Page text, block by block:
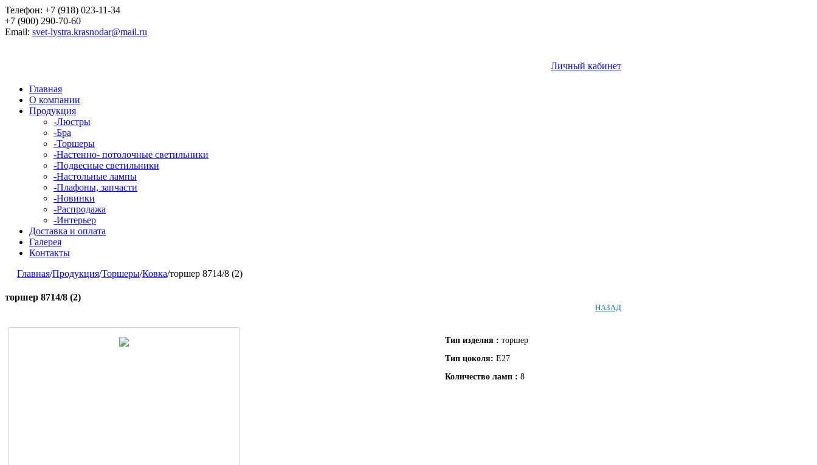
Телефон: +7 (918) 023-11-34
+7 (900) 290-70-60
Email: svet-lystra.krasnodar@mail.ru
Личный кабинет
Главная
О компании
Продукция
-Люстры
-Бра
-Торшеры
-Настенно- потолочные светильники
-Подвесные светильники
-Настольные лампы
-Плафоны, запчасти
-Новинки
-Распродажа
-Интерьер
Доставка и оплата
Галерея
Контакты
Главная/Продукция/Торшеры/Ковка/торшер 8714/8 (2)
НАЗАД
торшер 8714/8 (2)
Тип изделия : торшер
Тип цоколя: Е27
Количество ламп : 8